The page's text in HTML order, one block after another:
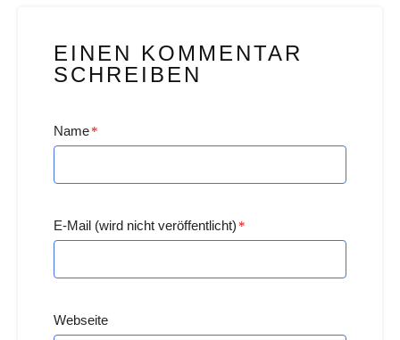
EINEN KOMMENTAR
SCHREIBEN
Name*
E-Mail (wird nicht veröffentlicht) *
Webseite